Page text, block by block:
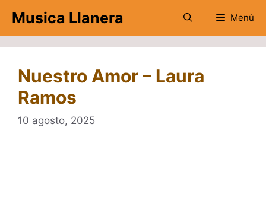
contenido
Musica Llanera Menú
Nuestro Amor – Laura
Ramos
10 agosto, 2025